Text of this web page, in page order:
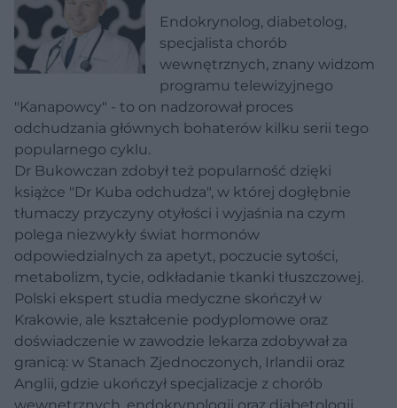
Endokrynolog, diabetolog,
specjalista chorób
wewnętrznych, znany widzom
programu telewizyjnego
"Kanapowcy" - to on nadzorował proces
odchudzania głównych bohaterów kilku serii tego
popularnego cyklu.
Dr Bukowczan zdobył też popularność dzięki
książce "Dr Kuba odchudza", w której dogłębnie
tłumaczy przyczyny otyłości i wyjaśnia na czym
polega niezwykły świat hormonów
odpowiedzialnych za apetyt, poczucie sytości,
metabolizm, tycie, odkładanie tkanki tłuszczowej.
Polski ekspert studia medyczne skończył w
Krakowie, ale kształcenie podyplomowe oraz
doświadczenie w zawodzie lekarza zdobywał za
granicą: w Stanach Zjednoczonych, Irlandii oraz
Anglii, gdzie ukończył specjalizacje z chorób
wewnętrznych, endokrynologii oraz diabetologii.